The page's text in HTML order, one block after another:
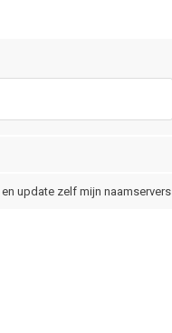
update zelf mijn naamservers